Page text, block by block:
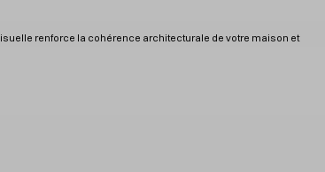
renforce la cohérence architecturale de votre maison et